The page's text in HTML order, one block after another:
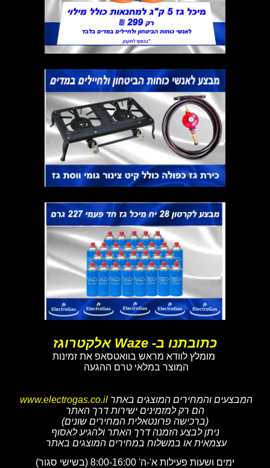
כתובתנו ב- Waze אלקטרוגז
מומלץ לוודא מראש בוואטסאפ את זמינות
המוצר במלאי טרם ההגעה
המבצעים והמחירים המוצגים באתר www.electrogas.co.il
הם רק למזמינים ישירות דרך האתר
(ברכישה פרונטאלית המחירים שונים)
ניתן לבצע הזמנה דרך האתר ולהגיע לאסוף
עצמאית או במשלוח במחירים המוצגים באתר
ימים ושעות פעילות א'-ה' 8:00-16:00 (בשישי סגור)